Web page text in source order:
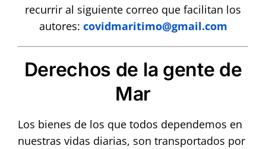
recurrir al siguiente correo que facilitan los
autores: covidmaritimo@gmail.com
Derechos de la gente de
Mar
Los bienes de los que todos dependemos en
nuestras vidas diarias, son transportados por